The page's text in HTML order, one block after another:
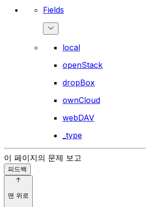
Fields
local
openStack
dropBox
ownCloud
webDAV
_type
이 페이지의 문제 보고
피드백
맨 위로